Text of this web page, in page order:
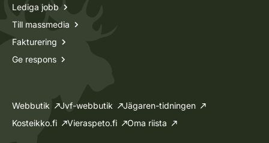
Lediga jobb
Till massmedia
Fakturering
Ge respons
Webbutik Jvf-webbutik
Jägaren-tidningen
Kosteikko.fi
Vieraspeto.fi Oma riista